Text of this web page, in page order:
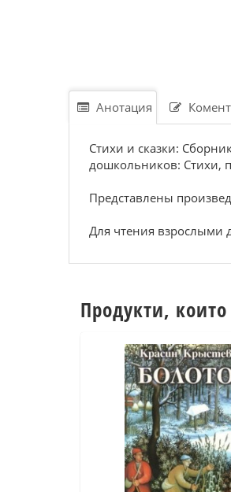
Анотация
Стихи и сказки:
дошкольников: Стихи,
Представлены
Для чтения взрослыми
Продукти,